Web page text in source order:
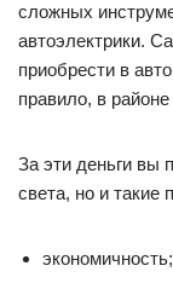
сложных
автоэлектрики.
приобрести в
правило, в
За эти деньги вы
света, но и такие
экономичность;